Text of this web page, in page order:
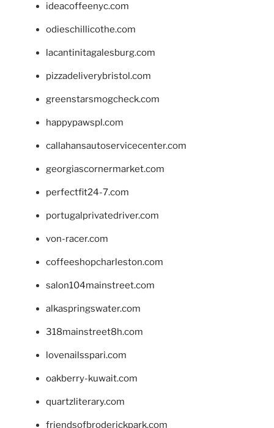
ideacoffeenyc.com
odieschillicothe.com
lacantinitagalesburg.com
pizzadeliverybristol.com
greenstarsmogcheck.com
happypawspl.com
callahansautoservicecenter.com
georgiascornermarket.com
perfectfit24-7.com
portugalprivatedriver.com
von-racer.com
coffeeshopcharleston.com
salon104mainstreet.com
alkaspringswater.com
318mainstreet8h.com
lovenailsspari.com
oakberry-kuwait.com
quartzliterary.com
friendsofbroderickpark.com